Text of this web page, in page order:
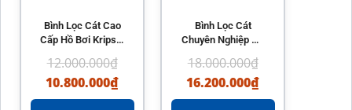
Bình Lọc Cát Cao
Cấp Hồ Bơi Kripsol
12.000.000₫
10.800.000₫
Bình Lọc Cát
Chuyên Nghiệp Hồ
EVO
18.000.000₫
16.200.000₫